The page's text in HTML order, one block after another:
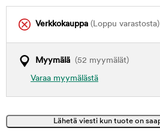
Verkkokauppa (Loppu varastosta)
Myymälä (52 myymälät)
Varaa myymälästä